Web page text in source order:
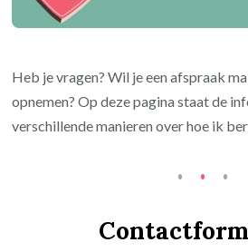
Heb je vragen? Wil je een afspraak
opnemen? Op deze pagina staat de
verschillende manieren over hoe ik